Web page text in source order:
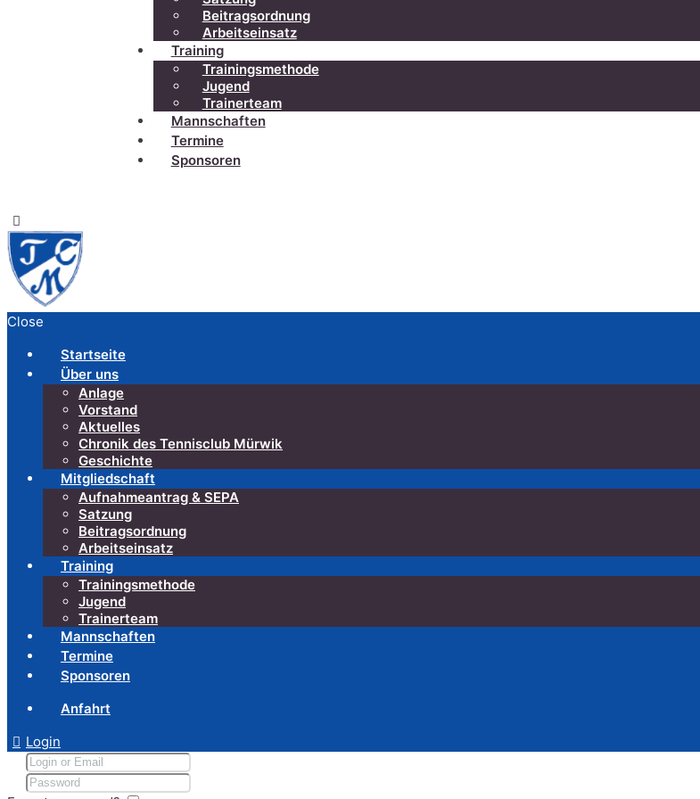
Beitragsordnung
Arbeitseinsatz
Training
Trainingsmethode
Jugend
Trainerteam
Mannschaften
Termine
Sponsoren
Close
Startseite
Über uns
Anlage
Vorstand
Aktuelles
Chronik des Tennisclub Mürwik
Geschichte
Mitgliedschaft
Aufnahmeantrag & SEPA
Satzung
Beitragsordnung
Arbeitseinsatz
Training
Trainingsmethode
Jugend
Trainerteam
Mannschaften
Termine
Sponsoren
Anfahrt
Login